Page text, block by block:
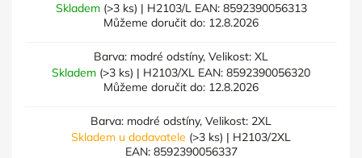
Skladem (>3 ks) | H2103/L EAN: 8592390056313
Můžeme doručit do: 12.8.2026
Barva: modré odstíny, Velikost: XL
Skladem (>3 ks) | H2103/XL EAN: 8592390056320
Můžeme doručit do: 12.8.2026
Barva: modré odstíny, Velikost: 2XL
Skladem u dodavatele (>3 ks) | H2103/2XL
EAN: 8592390056337